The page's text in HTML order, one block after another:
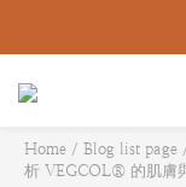
Home / Blog list page
析 VEGCOL® 的肌膚